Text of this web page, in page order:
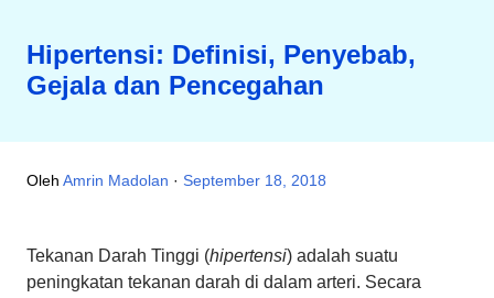
Hipertensi: Definisi, Penyebab,
Gejala dan Pencegahan
Oleh Amrin Madolan September 18, 2018
Tekanan Darah Tinggi (hipertensi) adalah suatu
peningkatan tekanan darah di dalam arteri. Secara